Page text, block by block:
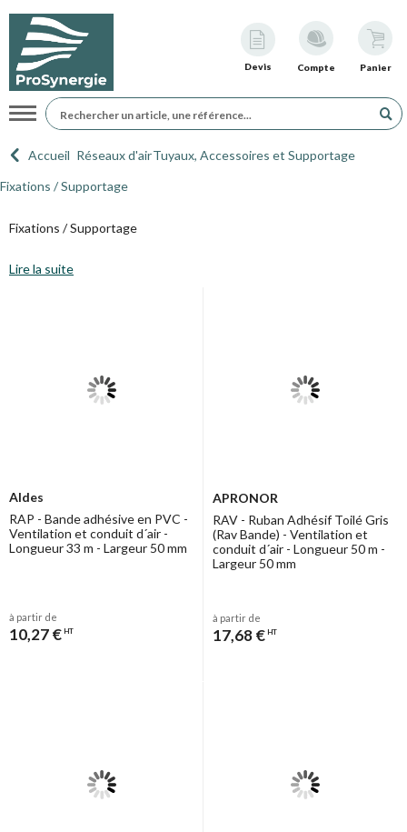
Devis Compte Panier
Navigation
Accueil Réseaux d'airTuyaux, Accessoires et Supportage
Fixations / Supportage
Fixations / Supportage
Lire la suite
Aldes
RAP - Bande adhésive en PVC -
Ventilation et conduit d´air -
Longueur 33 m - Largeur 50 mm
à partir de
10,27 € HT
APRONOR
RAV - Ruban Adhésif Toilé Gris
(Rav Bande) - Ventilation et
conduit d´air - Longueur 50 m -
Largeur 50 mm
à partir de
17,68 € HT